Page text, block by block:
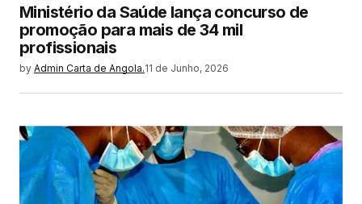
Ministério da Saúde lança concurso de
promoção para mais de 34 mil
profissionais
by Admin Carta de Angola.11 de Junho, 2026